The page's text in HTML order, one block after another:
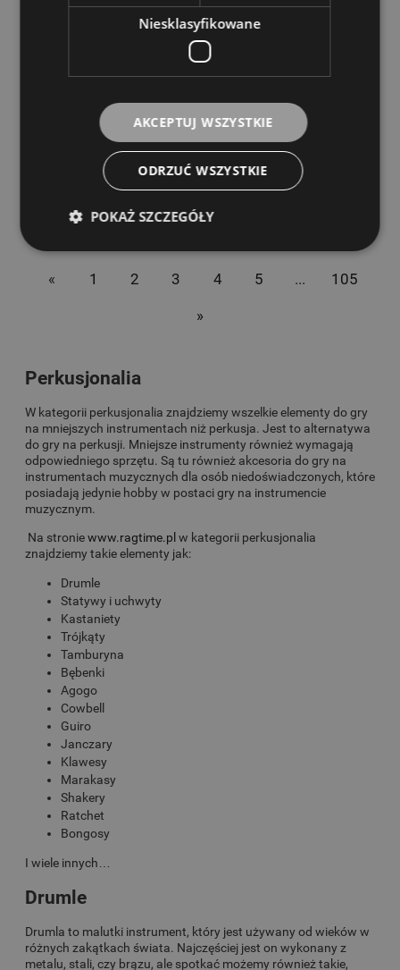
Halifax 2141 Sleight Bell
86,00 zł
DO KOSZYKA
« 1 2 3 4 5 ... 105
»
Perkusjonalia
W kategorii perkusjonalia znajdziemy wszelkie elementy do gry
na mniejszych instrumentach niż perkusja. Jest to alternatywa
do gry na perkusji. Mniejsze instrumenty również wymagają
odpowiedniego sprzętu. Są tu również akcesoria do gry na
instrumentach muzycznych dla osób niedoświadczonych, które
posiadają jedynie hobby w postaci gry na instrumencie
muzycznym.
Na stroniewww.ragtime.pl w kategorii perkusjonalia
znajdziemy takie elementy jak:
Drumle
Statywy i uchwyty
Kastaniety
Trójkąty
Tamburyna
Bębenki
Agogo
Cowbell
Guiro
Janczary
Klawesy
Marakasy
Shakery
Ratchet
Bongosy
I wiele innych…
Drumle
Drumla to malutki instrument, który jest używany od wieków w
różnych zakątkach świata. Najczęściej jest on wykonany z
metalu, stali, czy brązu, ale spotkać możemy również takie,
Niesklasyfikowane
AKCEPTUJ WSZYSTKIE
ODRZUĆ WSZYSTKIE
POKAŻ SZCZEGÓŁY